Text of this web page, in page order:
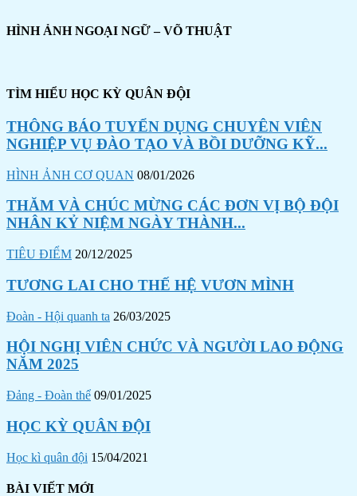
HÌNH ẢNH NGOẠI NGỮ – VÕ THUẬT
TÌM HIỂU HỌC KỲ QUÂN ĐỘI
THÔNG BÁO TUYỂN DỤNG CHUYÊN VIÊN
NGHIỆP VỤ ĐÀO TẠO VÀ BỒI DƯỠNG KỸ...
HÌNH ẢNH CƠ QUAN 08/01/2026
THĂM VÀ CHÚC MỪNG CÁC ĐƠN VỊ BỘ ĐỘI
NHÂN KỶ NIỆM NGÀY THÀNH...
TIÊU ĐIỂM 20/12/2025
TƯƠNG LAI CHO THẾ HỆ VƯƠN MÌNH
Đoàn - Hội quanh ta 26/03/2025
HỘI NGHỊ VIÊN CHỨC VÀ NGƯỜI LAO ĐỘNG
NĂM 2025
Đảng - Đoàn thể 09/01/2025
HỌC KỲ QUÂN ĐỘI
Học kì quân đội 15/04/2021
BÀI VIẾT MỚI